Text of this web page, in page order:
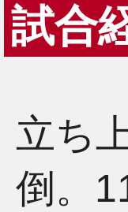
試合
立ち
倒。